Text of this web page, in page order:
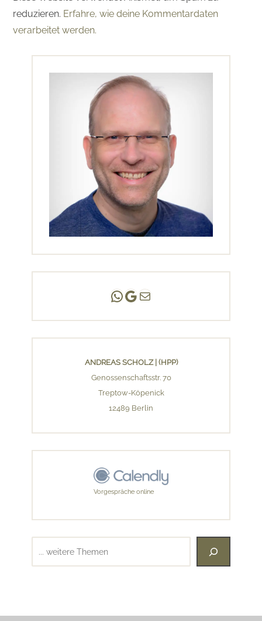
reduzieren. Erfahre, wie deine Kommentardaten
verarbeitet werden.
Andreas Scholz | (HPP)
Praxis Adlershof
E-Mail an mich ...
ANDREAS SCHOLZ | (HPP)
Genossenschaftsstr. 70
Treptow-Köpenick
12489 Berlin
Vorgespräche online